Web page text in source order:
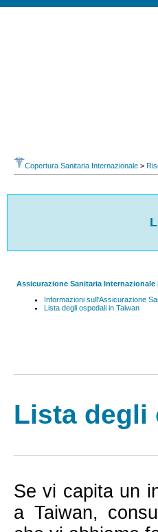
Copertura Sanitaria Internazionale >
Assicurazione Sanitaria Internazionale
Informazioni sull'Assicurazione
Lista degli ospedali in Taiwan
Lista degli
Se vi capita un
a Taiwan,